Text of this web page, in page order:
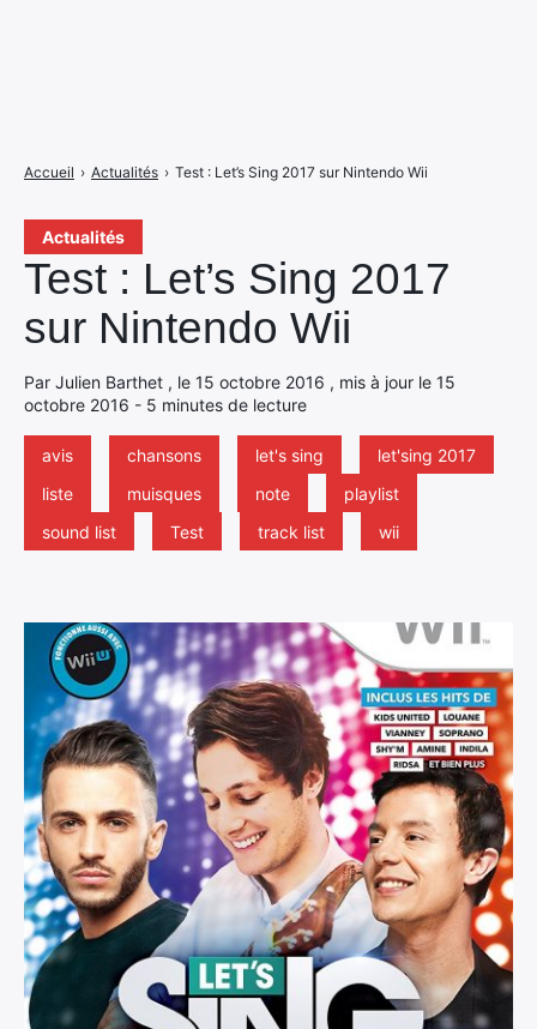
Actualités
Test : Let’s Sing 2017
sur Nintendo Wii
Par Julien Barthet , le 15 octobre 2016 , mis à jour le 15
octobre 2016 - 5 minutes de lecture
avis chansons let's sing
let'sing 2017
liste
muisques note
playlist
sound list
Test track list wii
Accueil › Actualités › Test : Let’s Sing 2017 sur Nintendo Wii